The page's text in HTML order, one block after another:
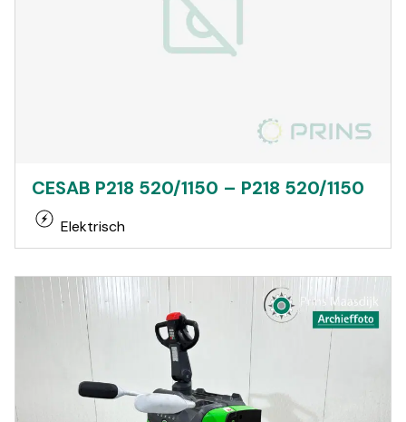
CESAB P218 520/1150 – P218 520/1150
Elektrisch